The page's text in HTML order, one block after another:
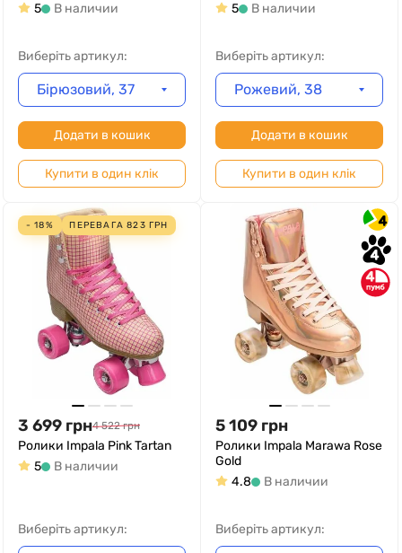
5
В наличии
Виберіть артикул:
Бірюзовий, 37
Додати в кошик
Купити в один клік
5
В наличии
Виберіть артикул:
Рожевий, 38
Додати в кошик
Купити в один клік
- 18% ПЕРЕВАГА823 ГРН
3 699 грн4 522 грн
Ролики Impala Pink Tartan
5
В наличии
Виберіть артикул:
4
4
4
5 109 грн
Ролики Impala Marawa Rose
Gold
4.8
В наличии
Виберіть артикул: